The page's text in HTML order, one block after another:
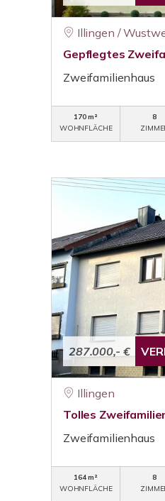
Illingen /
Gepflegtes
Zweifamilienhaus
170 m²
WOHNFLÄCHE
8
287.000,- €
Illingen
Tolles
Zweifamilienhaus
164 m²
WOHNFLÄCHE
8